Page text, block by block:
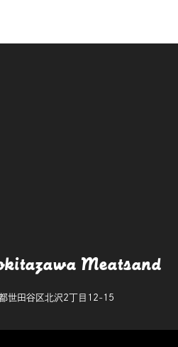
Meatsand
世田谷区北沢2丁目12-15